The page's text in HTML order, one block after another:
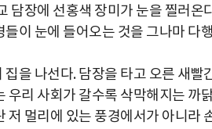
담장에 선홍색 장미가 눈을 찔러
들이 눈에 들어오는 것을 그나마 다
을 나선다. 담장을 타고 오른 새
우리 사회가 갈수록 삭막해지는
저 멀리에 있는 풍경에서가 아니라